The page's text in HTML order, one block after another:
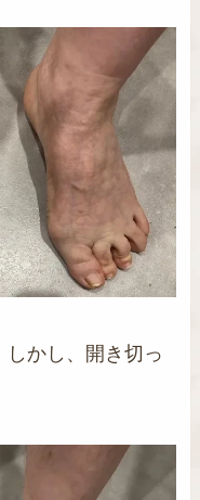
かし、開き切っ